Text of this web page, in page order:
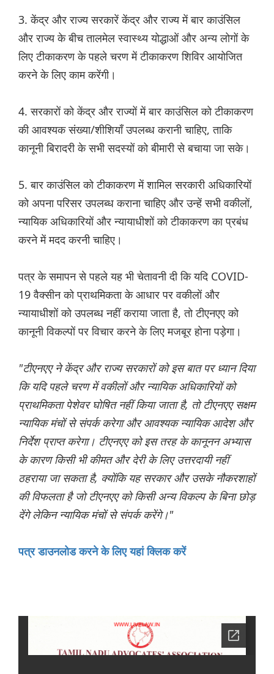
3. केंद्र और राज्य सरकारें केंद्र और राज्य में बार काउंसिल
और राज्य के बीच तालमेल स्वास्थ्य योद्धाओं और अन्य लोगों के
लिए टीकाकरण के पहले चरण में टीकाकरण शिविर आयोजित
करने के लिए काम करेंगी।
4. सरकारों को केंद्र और राज्यों में बार काउंसिल को टीकाकरण
की आवश्यक संख्या/शीशियाँ उपलब्ध करानी चाहिए, ताकि
कानूनी बिरादरी के सभी सदस्यों को बीमारी से बचाया जा सके।
5. बार काउंसिल को टीकाकरण में शामिल सरकारी अधिकारियों
को अपना परिसर उपलब्ध कराना चाहिए और उन्हें सभी वकीलों,
न्यायिक अधिकारियों और न्यायाधीशों को टीकाकरण का प्रबंध
करने में मदद करनी चाहिए।
पत्र के समापन से पहले यह भी चेतावनी दी कि यदि COVID-
19 वैक्सीन को प्राथमिकता के आधार पर वकीलों और
न्यायाधीशों को उपलब्ध नहीं कराया जाता है, तो टीएनएए को
कानूनी विकल्पों पर विचार करने के लिए मजबूर होना पड़ेगा।
"टीएनएए ने केंद्र और राज्य सरकारों को इस बात पर ध्यान दिया
कि यदि पहले चरण में वकीलों और न्यायिक अधिकारियों को
प्राथमिकता पेशेवर घोषित नहीं किया जाता है, तो टीएनएए सक्षम
न्यायिक मंचों से संपर्क करेगा और आवश्यक न्यायिक आदेश और
निर्देश प्राप्त करेगा। टीएनएए को इस तरह के कानूनन अभ्यास
के कारण किसी भी कीमत और देरी के लिए उत्तरदायी नहीं
ठहराया जा सकता है, क्योंकि यह सरकार और उसके नौकरशाहों
की विफलता है जो टीएनएए को किसी अन्य विकल्प के बिना छोड़
देंगे लेकिन न्यायिक मंचों से संपर्क करेंगे।"
पत्र डाउनलोड करने के लिए यहां क्लिक करें